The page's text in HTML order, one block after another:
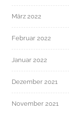
März 2022
Februar 2022
Januar 2022
Dezember 2021
November 2021